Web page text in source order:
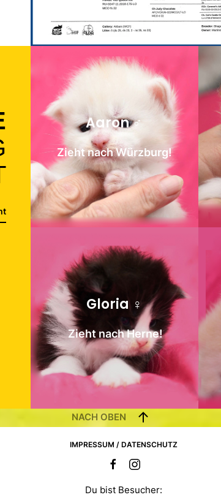
Aaron ♂
Zieht nach Würzburg!
Gloria ♀
Zieht nach Herne!
NACH OBEN
IMPRESSUM / DATENSCHUTZ
Du bist Besucher: